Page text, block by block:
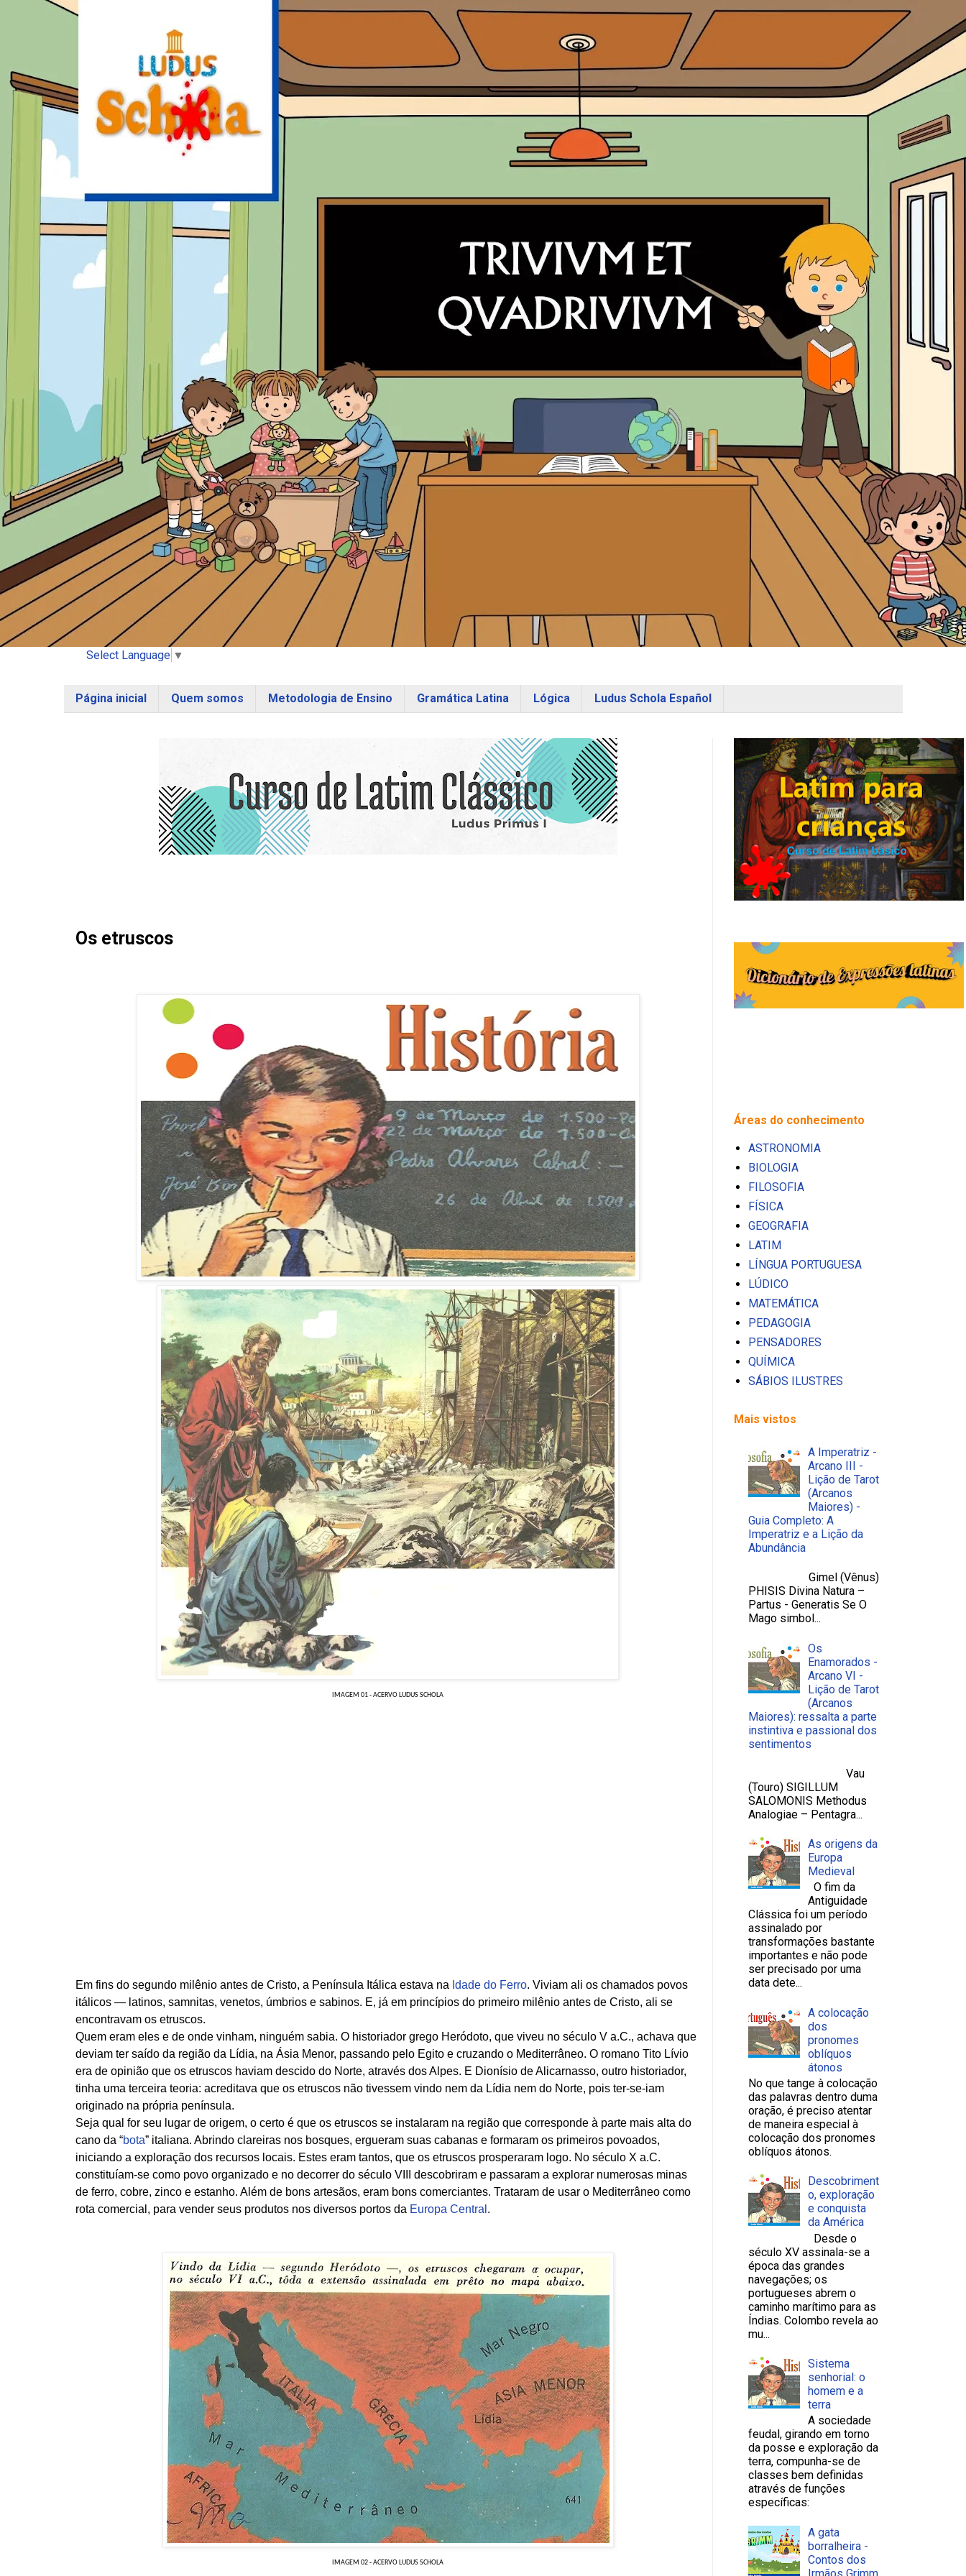
Select Language ▼
Página inicial Quem somos Metodologia de Ensino Gramática Latina Lógica Ludus Schola Español
Os etruscos
IMAGEM 01 - ACERVO LUDUS SCHOLA
Em fins do segundo milênio antes de Cristo, a Península Itálica estava na Idade do Ferro. Viviam ali os chamados povos
itálicos — latinos, samnitas, venetos, úmbrios e sabinos. E, já em princípios do primeiro milênio antes de Cristo, ali se
encontravam os etruscos.
Quem eram eles e de onde vinham, ninguém sabia. O historiador grego Heródoto, que viveu no século V a.C., achava que
deviam ter saído da região da Lídia, na Ásia Menor, passando pelo Egito e cruzando o Mediterrâneo. O romano Tito Lívio
era de opinião que os etruscos haviam descido do Norte, através dos Alpes. E Dionísio de Alicarnasso, outro historiador,
tinha uma terceira teoria: acreditava que os etruscos não tivessem vindo nem da Lídia nem do Norte, pois ter-se-iam
originado na própria península.
Seja qual for seu lugar de origem, o certo é que os etruscos se instalaram na região que corresponde à parte mais alta do
cano da “bota” italiana. Abrindo clareiras nos bosques, ergueram suas cabanas e formaram os primeiros povoados,
iniciando a exploração dos recursos locais. Estes eram tantos, que os etruscos prosperaram logo. No século X a.C.
constituíam-se como povo organizado e no decorrer do século VIII descobriram e passaram a explorar numerosas minas
de ferro, cobre, zinco e estanho. Além de bons artesãos, eram bons comerciantes. Trataram de usar o Mediterrâneo como
rota comercial, para vender seus produtos nos diversos portos da Europa Central .
IMAGEM 02 - ACERVO LUDUS SCHOLA
Áreas do conhecimento
ASTRONOMIA
BIOLOGIA
FILOSOFIA
FÍSICA
GEOGRAFIA
LATIM
LÍNGUA PORTUGUESA
LÚDICO
MATEMÁTICA
PEDAGOGIA
PENSADORES
QUÍMICA
SÁBIOS ILUSTRES
Mais vistos
A Imperatriz -
Arcano III -
Lição de Tarot
(Arcanos
Maiores) -
Guia Completo: A
Imperatriz e a Lição da
Abundância
Gimel (Vênus)
PHISIS Divina Natura –
Partus - Generatis Se O
Mago simbol...
Os
Enamorados -
Arcano VI -
Lição de Tarot
(Arcanos
Maiores): ressalta a parte
instintiva e passional dos
sentimentos
Vau
(Touro) SIGILLUM
SALOMONIS Methodus
Analogiae – Pentagra...
As origens da
Europa
Medieval
O fim da
Antiguidade
Clássica foi um período
assinalado por
transformações bastante
importantes e não pode
ser precisado por uma
data dete...
A colocação
dos
pronomes
oblíquos
átonos
No que tange à colocação
das palavras dentro duma
oração, é preciso atentar
de maneira especial à
colocação dos pronomes
oblíquos átonos.
Descobriment
o, exploração
e conquista
da América
Desde o
século XV assinala-se a
época das grandes
navegações; os
portugueses abrem o
caminho marítimo para as
Índias. Colombo revela ao
mu...
Sistema
senhorial: o
homem e a
terra
A sociedade
feudal, girando em torno
da posse e exploração da
terra, compunha-se de
classes bem definidas
através de funções
específicas:
A gata
borralheira -
Contos dos
Irmãos Grimm